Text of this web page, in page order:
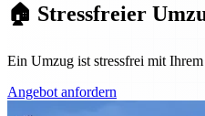
🏠 Stressfreier
Ein Umzug ist stressfrei mit
Angebot anfordern